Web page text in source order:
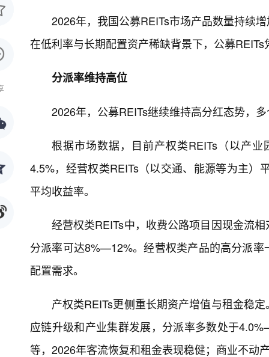
2026年，我国公募REITs市场产品数量持续
在低利率与长期配置资产稀缺背景下，公募
分派率维持高位
2026年，公募REITs继续维持高分红态势，
根据市场数据，目前产权类REITs（以产
4.5%，经营权类REITs（以交通、能源等为主）
平均收益率。
经营权类REITs中，收费公路项目因现金流
分派率可达8%—12%。经营权类产品的高分派
配置需求。
产权类REITs更侧重长期资产增值与租金稳
应链升级和产业集群发展，分派率多数处于
等，2026年客流恢复和租金表现稳健；商业不动